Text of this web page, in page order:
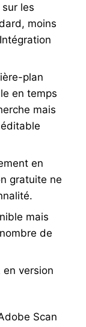
les
moins
plan
en temps
mais
en
gratuite ne
mais
de
en version
Scan